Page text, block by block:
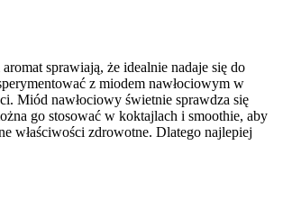
sprawiają, że idealnie nadaje się do
z miodem nawłociowym w
Miód nawłociowy świetnie sprawdza się
go stosować w koktajlach i smoothie, aby
właściwości zdrowotne. Dlatego najlepiej